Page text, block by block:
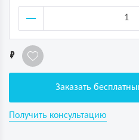
1
Заказать
Получить консультацию